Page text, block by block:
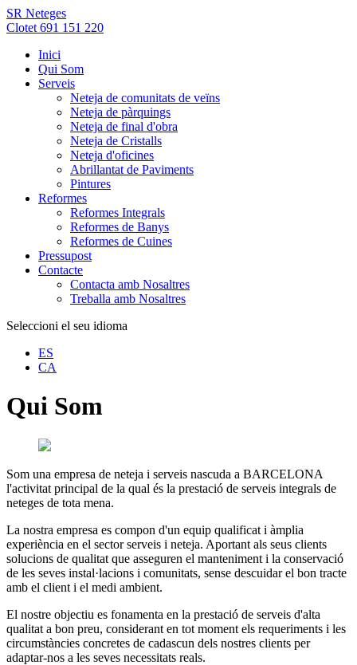
SR Neteges
Clotet 691 151 220
Inici
Qui Som
Serveis
Neteja de comunitats de veïns
Neteja de pàrquings
Neteja de final d'obra
Neteja de Cristalls
Neteja d'oficines
Abrillantat de Paviments
Pintures
Reformes
Reformes Integrals
Reformes de Banys
Reformes de Cuines
Pressupost
Contacte
Contacta amb Nosaltres
Treballa amb Nosaltres
Seleccioni el seu idioma
ES
CA
Qui Som
Som una empresa de neteja i serveis nascuda a BARCELONA
l'activitat principal de la qual és la prestació de serveis integrals de
neteges de tota mena.
La nostra empresa es compon d'un equip qualificat i àmplia
experiència en el sector serveis i neteja. Aportant als seus clients
solucions de qualitat que asseguren el manteniment i la conservació
de les seves instal·lacions i comunitats, sense descuidar el bon tracte
amb el client i el medi ambient.
El nostre objectiu es fonamenta en la prestació de serveis d'alta
qualitat a bon preu, considerant en tot moment els requeriments i les
circumstàncies concretes de cadascun dels nostres clients per
adaptar-nos a les seves necessitats reals.